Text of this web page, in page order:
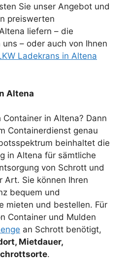
Sie unser Angebot und
preiswerten
liefern – die
– oder auch von Ihnen
Ladekrans in Altena
Altena
in Altena? Dann
Containerdienst genau
beinhaltet die
in Altena für sämtliche
von Schrott und
Art. Sie können Ihren
bequem und
mieten und bestellen. Für
Container und Mulden
an Schrott benötigt,
Mietdauer,
.